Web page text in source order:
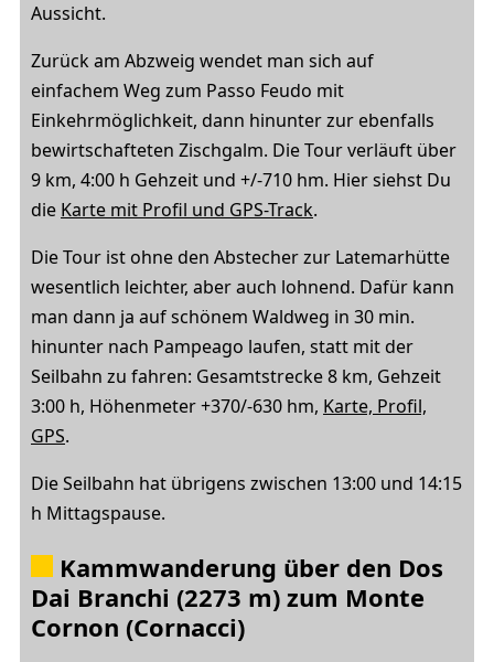
Aussicht.
Zurück am Abzweig wendet man sich auf
einfachem Weg zum Passo Feudo mit
Einkehrmöglichkeit, dann hinunter zur ebenfalls
bewirtschafteten Zischgalm. Die Tour verläuft über
9 km, 4:00 h Gehzeit und +/-710 hm. Hier siehst Du
die Karte mit Profil und GPS-Track.
Die Tour ist ohne den Abstecher zur Latemarhütte
wesentlich leichter, aber auch lohnend. Dafür kann
man dann ja auf schönem Waldweg in 30 min.
hinunter nach Pampeago laufen, statt mit der
Seilbahn zu fahren: Gesamtstrecke 8 km, Gehzeit
3:00 h, Höhenmeter +370/-630 hm, Karte, Profil,
GPS.
Die Seilbahn hat übrigens zwischen 13:00 und 14:15
h Mittagspause.
Kammwanderung über den Dos
Dai Branchi (2273 m) zum Monte
Cornon (Cornacci)